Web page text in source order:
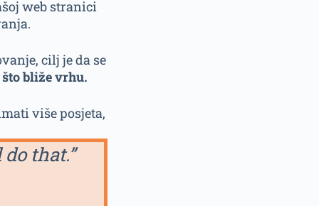
web stranici
cilj je da se
bliže vrhu.
više posjeta,
that.”